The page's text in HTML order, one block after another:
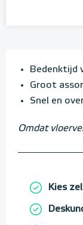
Bedenktijd
Groot
Snel en
Omdat
Kies